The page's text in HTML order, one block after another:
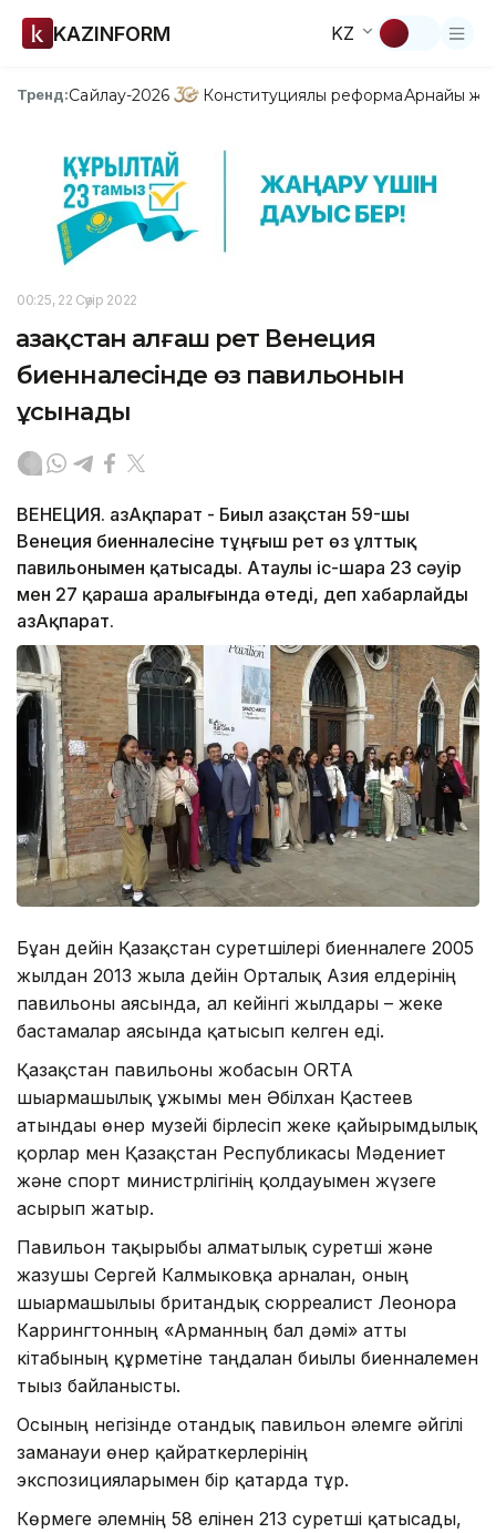
KAZINFORM KZ
Тренд:Сайлау-2026 Конституциялық реформаАрнайы
00:25, 22 Сәуір 2022
Қазақстан алғаш рет Венеция
биенналесінде өз павильонын
ұсынады
ВЕНЕЦИЯ. ҚазАқпарат - Биыл Қазақстан 59-шы
Венеция биенналесіне тұңғыш рет өз ұлттық
павильонымен қатысады. Атаулы іс-шара 23 сәуір
мен 27 қараша аралығында өтеді, деп хабарлайды
ҚазАқпарат.
Бұған дейін Қазақстан суретшілері биенналеге 2005
жылдан 2013 жылға дейін Орталық Азия елдерінің
павильоны аясында, ал кейінгі жылдары – жеке
бастамалар аясында қатысып келген еді.
Қазақстан павильоны жобасын ORTA
шығармашылық ұжымы мен Әбілхан Қастеев
атындағы өнер музейі бірлесіп жеке қайырымдылық
қорлар мен Қазақстан Республикасы Мәдениет
және спорт министрлігінің қолдауымен жүзеге
асырып жатыр.
Павильон тақырыбы алматылық суретші және
жазушы Сергей Калмыковқа арналған, оның
шығармашылығы британдық сюрреалист Леонора
Каррингтонның «Арманның бал дәмі» атты
кітабының құрметіне таңдалған биылғы биенналемен
тығыз байланысты.
Осының негізінде отандық павильон әлемге әйгілі
заманауи өнер қайраткерлерінің
экспозицияларымен бір қатарда тұр.
Көрмеге әлемнің 58 елінен 213 суретші қатысады,